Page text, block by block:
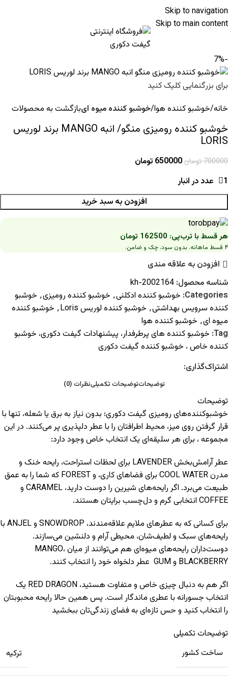
Skip to navigation
Skip to main content
-7%
برای بزرگنمایی کلیک کنید
خانه خوشبو کننده هوا خوشبو کننده میوه ایبازگشت به محصولات
خوشبو کننده رومیزی منگو/ انبه MANGO برند لوریس
LORIS
700000تومان650000 تومان
1 عدد در انبار
افزودن به سبد خرید
هر قسط با ترب‌پی: 162500 تومان
۴ قسط ماهانه. بدون سود، چک و ضامن.
افزودن به علاقه مندی
شناسه محصول: 2002164-kh
Categories: خوشبو کننده ادکلنی, خوشبو کننده رومیزی, خوشبو
کننده سرویس بهداشتی, خوشبو کننده لوریس Loris , خوشبو کننده
میوه ای, خوشبو کننده هوا
Tag: خوشبو کننده های پرطرفدار، پیشنهادات گیفت دکوری، خوشبو
کننده خاص ، خوشبو کننده گیفت دکوری
اشتراک‌گذاری:
توضیحاتتوضیحات تکمیلینظرات (0)
توضیحات
خوشبوکننده‌های رومیزی گیفت دکوری؛ بدون نیاز به برق یا شعله، تنها با
قرار گرفتن روی میز، محیط اطرافتان را با عطر دلپذیری پر می‌کنند. در این
مجموعه ، برای هر سلیقه‌ای یک انتخاب خاص وجود دارد:
عطر آرامش‌بخش LAVENDER برای لحظات استراحت، رایحه خنک و
مدرن COOL WATER برای فضاهای کاری، و FOREST که شما را به عمق
طبیعت می‌برد. اگر رایحه‌های شیرین را دوست دارید، CARAMEL و
COFFEE انتخابی گرم و دل‌چسب برایتان هستند.
برای کسانی که به عطرهای ملایم علاقه‌مندند، SNOWDROP و ANJEL با
رایحه‌های سبک و لطیف‌شان، محیطی آرام و دلنشین می‌سازند.
دوست‌داران رایحه‌های میوه‌ای هم می‌توانند از میان MANGO،
BLACKBERRY و GUM عطر دلخواه خود را انتخاب کنند.
اگر هم به دنبال چیزی خاص و متفاوت هستید، RED DRAGON یک
انتخاب جسورانه با عطری ماندگار است. پس همین حالا رایحه محبوبتان
را انتخاب کنید و حس تازه‌ای به فضای زندگی‌تان ببخشید
توضیحات تکمیلی
ساخت کشور
ترکیه